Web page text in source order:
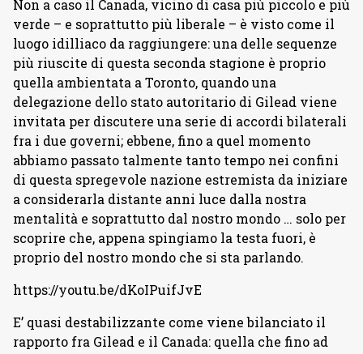
Non a caso il Canada, vicino di casa più piccolo e più
verde – e soprattutto più liberale – è visto come il
luogo idilliaco da raggiungere: una delle sequenze
più riuscite di questa seconda stagione è proprio
quella ambientata a Toronto, quando una
delegazione dello stato autoritario di Gilead viene
invitata per discutere una serie di accordi bilaterali
fra i due governi; ebbene, fino a quel momento
abbiamo passato talmente tanto tempo nei confini
di questa spregevole nazione estremista da iniziare
a considerarla distante anni luce dalla nostra
mentalità e soprattutto dal nostro mondo … solo per
scoprire che, appena spingiamo la testa fuori, è
proprio del nostro mondo che si sta parlando.
https://youtu.be/dKoIPuifJvE
E’ quasi destabilizzante come viene bilanciato il
rapporto fra Gilead e il Canada: quella che fino ad